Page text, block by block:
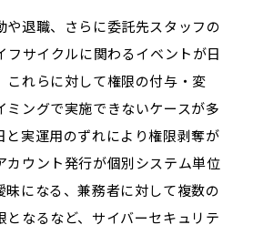
や退職、さらに委託先スタッフの
フサイクルに関わるイベントが日
これらに対して権限の付与・変
ミングで実施できないケースが多
と実運用のずれにより権限剥奪が
カウント発行が個別システム単位
昧になる、兼務者に対して複数の
となるなど、サイバーセキュリテ